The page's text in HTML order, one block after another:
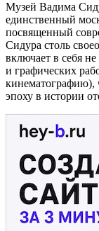
Музей Вадима
единственный
посвященный
Сидура столь
включает в себя
и графических
кинематографию),
эпоху в истории